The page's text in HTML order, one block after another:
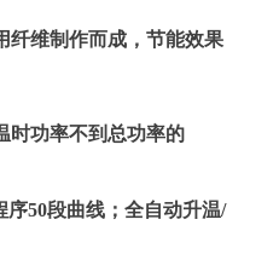
纤维制作而成 ，节能效果
时功率不到 总功率的
序50段曲线 ； 全自动升温/